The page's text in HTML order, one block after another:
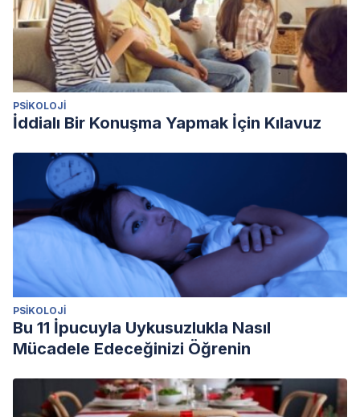
May;115(5):372-9. doi: 10.1111/j.1600-0447.2006.00896.x.
PMID: 17430415.
PSIKOLOJI
İddialı Bir Konuşma Yapmak İçin Kılavuz
PSIKOLOJI
Bu 11 İpucuyla Uykusuzlukla Nasıl
Mücadele Edeceğinizi Öğrenin